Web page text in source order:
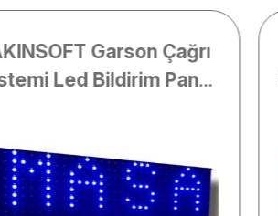
Garson Çağrı
Led Bildirim Paneli